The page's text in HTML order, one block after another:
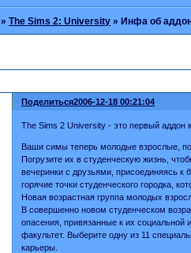
»The Sims 2: University »Инфа об
Поделиться2006-12-18 00:21:04
The Sims 2 University - это первый
Ваши симы теперь молодые взрослые,
Погрузите их в студенческую жизнь,
вечеринки с друзьями, присоединяясь
горячие точки студенческого городка,
Новая возрастная группа молодых
В совершенно новом студенческом
опасения, привязанные к их социальной
факультет. Выберите одну из 11
карьеры.